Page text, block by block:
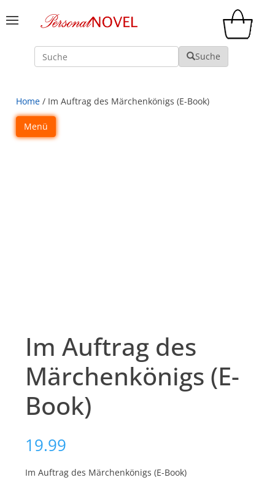
Suche Suche
Home / Im Auftrag des Märchenkönigs (E-Book)
Menü
Im Auftrag des
Märchenkönigs (E-
Book)
19.99
Im Auftrag des Märchenkönigs (E-Book)